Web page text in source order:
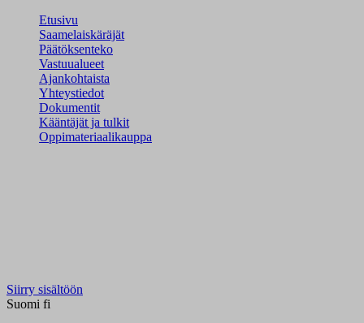
Etusivu
Saamelaiskäräjät
Päätöksenteko
Vastuualueet
Ajankohtaista
Yhteystiedot
Dokumentit
Kääntäjät ja tulkit
Oppimateriaalikauppa
Siirry sisältöön
Suomi fi